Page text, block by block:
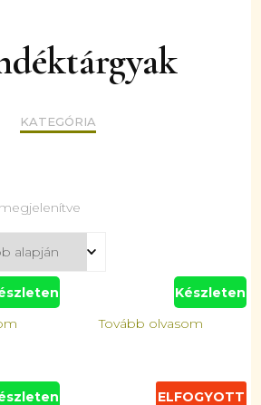
KATEGÓRIA
Készleten
Tovább olvasom
ELFOGYOTT